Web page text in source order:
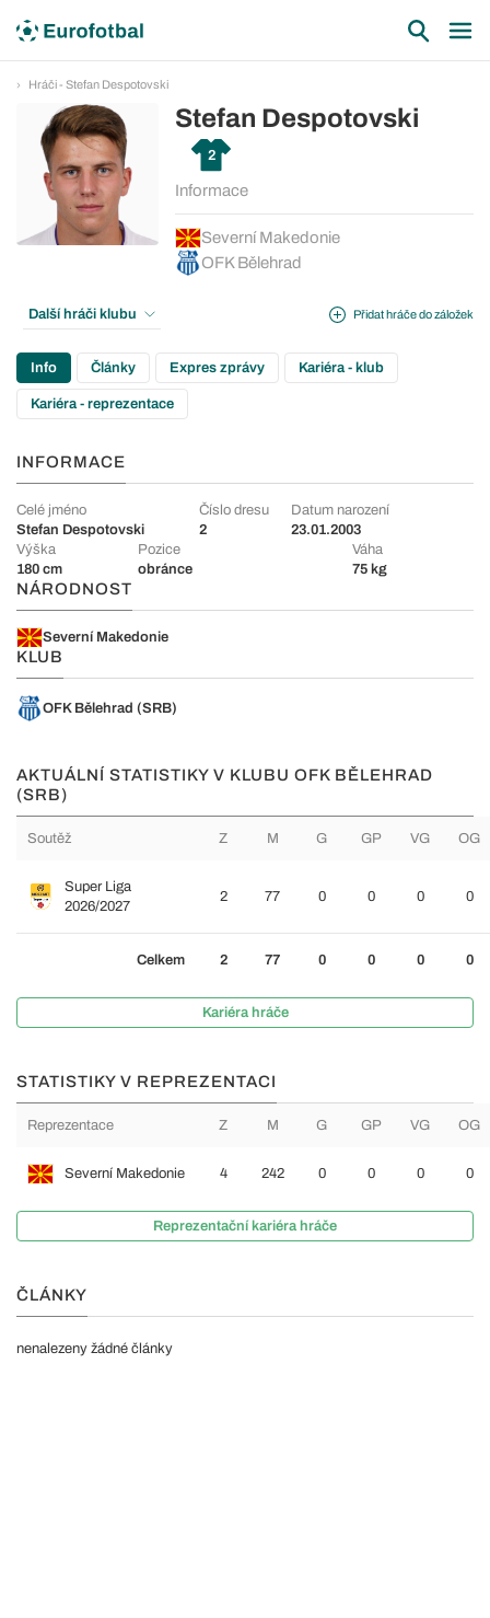
Hráči - Stefan Despotovski
Stefan Despotovski
2
Informace
Severní Makedonie
OFK Bělehrad
Přidat hráče do záložek
Další hráči klubu
Info Články Expres zprávy Kariéra - klub
Kariéra - reprezentace
INFORMACE
Celé jméno
Stefan Despotovski
Číslo dresu
2
Datum narození
23.01.2003
Výška
180 cm
Pozice
obránce
Váha
75 kg
NÁRODNOST
Severní Makedonie
KLUB
OFK Bělehrad (SRB)
AKTUÁLNÍ STATISTIKY V KLUBU OFK BĚLEHRAD
(SRB)
Soutěž Z M G GP VG OG
Super Liga
2026/2027
2 77 0 0 0 0
Celkem 2 77 0 0 0 0
Kariéra hráče
STATISTIKY V REPREZENTACI
Reprezentace Z M G GP VG OG
Severní Makedonie 4 242 0 0 0 0
Reprezentační kariéra hráče
ČLÁNKY
nenalezeny žádné články